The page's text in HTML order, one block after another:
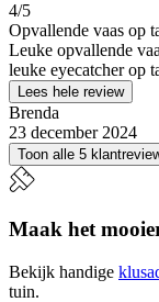
4/5
Opvallende vaas op
Leuke opvallende
leuke eyecatcher op
Lees hele review
Brenda
23 december 2024
Toon alle 5
Maak het
Bekijk handige
tuin.